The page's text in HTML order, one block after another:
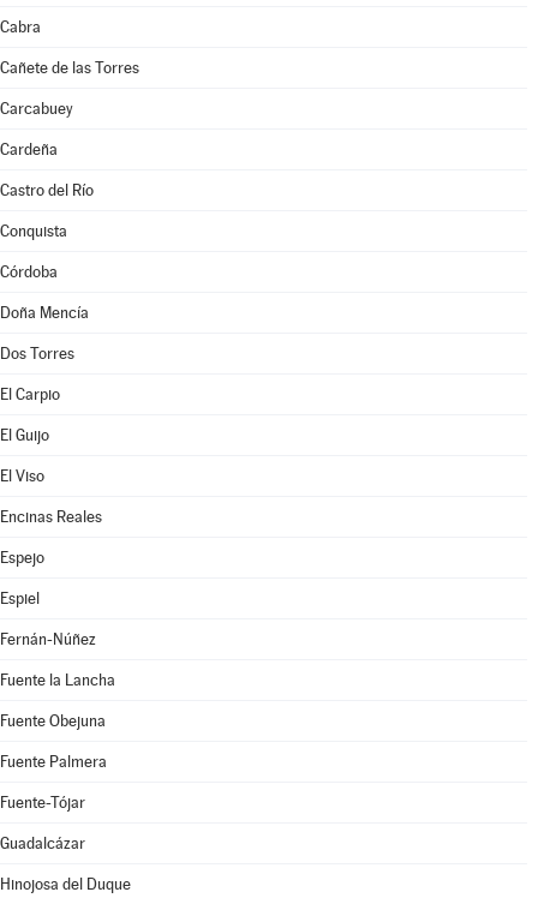
Cabra
Cañete de las Torres
Carcabuey
Cardeña
Castro del Río
Conquista
Córdoba
Doña Mencía
Dos Torres
El Carpio
El Guijo
El Viso
Encinas Reales
Espejo
Espiel
Fernán-Núñez
Fuente la Lancha
Fuente Obejuna
Fuente Palmera
Fuente-Tójar
Guadalcázar
Hinojosa del Duque